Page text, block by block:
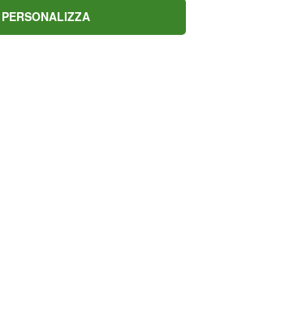
PERSONALIZZA